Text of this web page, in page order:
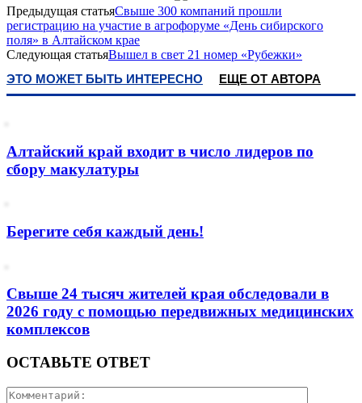
Предыдущая статьяСвыше 300 компаний прошли
регистрацию на участие в агрофоруме «День сибирского
поля» в Алтайском крае
Следующая статьяВышел в свет 21 номер «Рубежки»
ЭТО МОЖЕТ БЫТЬ ИНТЕРЕСНО ЕЩЕ ОТ АВТОРА
Алтайский край входит в число лидеров по
сбору макулатуры
Берегите себя каждый день!
Свыше 24 тысяч жителей края обследовали в
2026 году с помощью передвижных медицинских
комплексов
ОСТАВЬТЕ ОТВЕТ